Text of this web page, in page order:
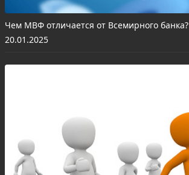
Чем МВФ отличается от Всемирного банка?
20.01.2025